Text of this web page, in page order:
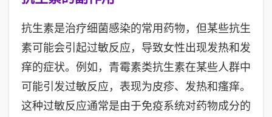
抗生素是治疗细菌感染的常用药物，但某些抗生
素可能会引起过敏反应，导致女性出现发热和发
痒的症状。例如，青霉素类抗生素在某些人群中
可能引发过敏反应，表现为皮疹、发热和瘙痒。
这种过敏反应通常是由于免疫系统对药物成分的